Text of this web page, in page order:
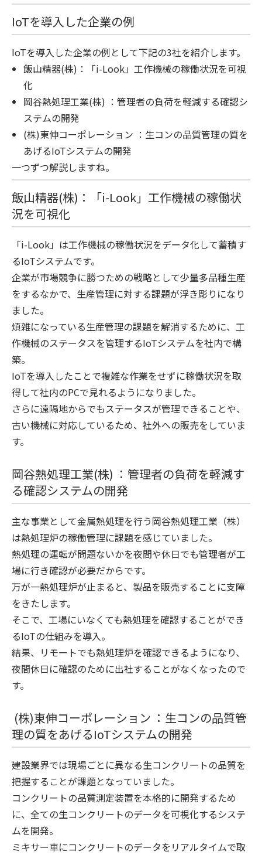
IoTを導入した企業の例
IoTを導入した企業の例として下記の3社を紹介します。
飯山精器(株)：「i-Look」工作機械の稼働状況を可視
化
岡谷熱処理工業(株) ：管理者の負荷を軽減する確認シ
ステムの開発
(株)東伸コーポレーション ：生コンの品質管理の質を
あげるIoTシステムの開発
一つずつ解説しますね。
飯山精器(株)：「i-Look」工作機械の稼働状
況を可視化
「i-Look」は工作機械の稼働状況をデータ化して蓄積す
るIoTシステムです。
企業が市場競争に勝つための戦略として少量多品種生産
をするなかで、生産管理に対する課題が浮き彫りになり
ました。
煩雑になっている生産管理の課題を解消するために、工
作機械のステータスを管理するIoTシステムを社内で構
築。
IoTを導入したことで複雑な作業をせずに稼働状況を取
得して社内のPCで見れるようになりました。
さらに遠隔地からでもステータスが管理できることや、
古い機械に対応しているため、社外への販売をしていま
す。
岡谷熱処理工業(株) ：管理者の負荷を軽減す
る確認システムの開発
主な事業として金属熱処理を行う岡谷熱処理工業（株）
は熱処理炉の稼働管理に課題を感じていました。
熱処理の運転が問題ないかを夜間や休日でも管理者が工
場に行き確認が必要だからです。
万が一熱処理炉が止まると、製品を販売することに支障
をきたします。
そこで、工場にいなくても熱処理を確認することができ
るIoTの仕組みを導入。
結果、リモートでも熱処理炉を確認できるようになり、
夜間休日に確認のために出社することがなくなったので
す。
(株)東伸コーポレーション ：生コンの品質管
理の質をあげるIoTシステムの開発
建設業界では現場ごとに異なる生コンクリートの品質を
把握することが課題となっていました。
コンクリートの品質測定装置を本格的に開発するため
に、全ての生コンクリートのデータを可視化するシステ
ムを開発。
ミキサー車にコンクリートのデータをリアルタイムで取